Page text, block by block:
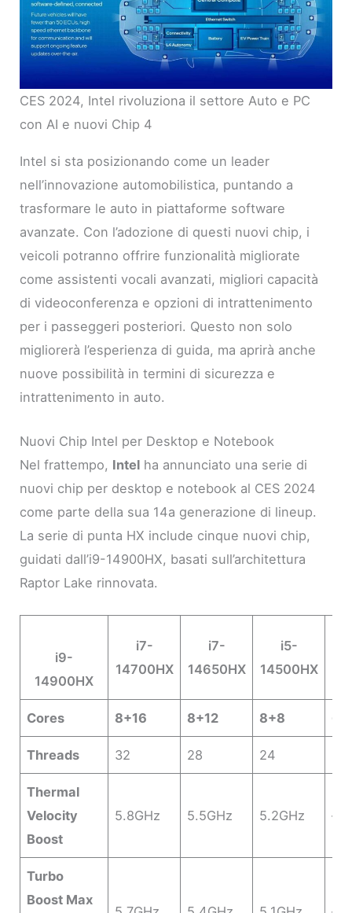
CES 2024, Intel rivoluziona il settore Auto e PC
con AI e nuovi Chip 4
Intel si sta posizionando come un leader
nell’innovazione automobilistica, puntando a
trasformare le auto in piattaforme software
avanzate. Con l’adozione di questi nuovi chip, i
veicoli potranno offrire funzionalità migliorate
come assistenti vocali avanzati, migliori capacità
di videoconferenza e opzioni di intrattenimento
per i passeggeri posteriori. Questo non solo
migliorerà l’esperienza di guida, ma aprirà anche
nuove possibilità in termini di sicurezza e
intrattenimento in auto.
Nuovi Chip Intel per Desktop e Notebook
Nel frattempo, Intel ha annunciato una serie di
nuovi chip per desktop e notebook al CES 2024
come parte della sua 14a generazione di lineup.
La serie di punta HX include cinque nuovi chip,
guidati dall’i9-14900HX, basati sull’architettura
Raptor Lake rinnovata.
i9-
14900HX
i7-
14700HX
i7-
14650HX
i5-
14500HX
Cores 8+16 8+12 8+8
Threads 32 28 24
Thermal
Velocity
Boost
5.8GHz 5.5GHz 5.2GHz –
Turbo
Boost Max